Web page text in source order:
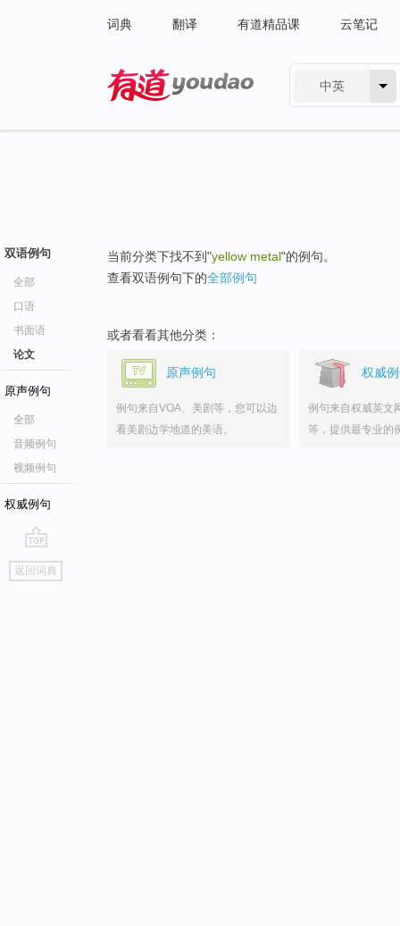
词典 翻译 有道精品课 云笔记
中英
双语例句
全部
口语
书面语
论文
原声例句
全部
音频例句
视频例句
权威例句
go
top
返回词典
当前分类下找不到"yellow metal"的例句。
查看双语例句下的全部例句
或者看看其他分类：
原声例句
例句来自VOA、美剧等，您可以边
看美剧边学地道的美语。
权威
例句来自权威英文
等，提供最专业的